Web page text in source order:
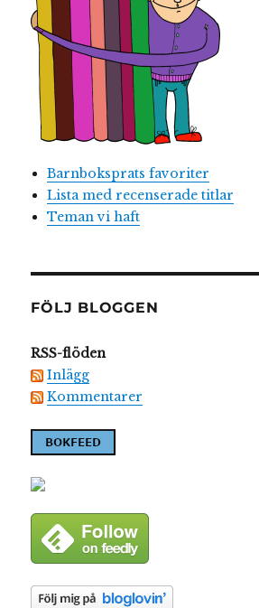
Barnboksprats favoriter
Lista med recenserade titlar
Teman vi haft
FÖLJ BLOGGEN
RSS-flöden
Inlägg
Kommentarer